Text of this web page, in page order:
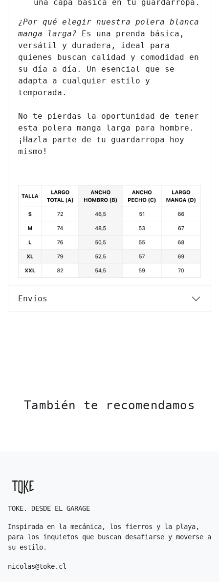
una capa básica en tu guardarropa.
¿Por qué elegir nuestra polera blanca
manga larga? Es una prenda básica,
versátil y duradera, ideal para
quienes buscan calidad y comodidad en
su día a día. Un esencial que se
adapta a cualquier estilo y
temporada.
No te pierdas la oportunidad de tener
esta polera manga larga para hombre.
¡Hazla parte de tu guardarropa hoy
mismo!
Envíos
También te recomendamos
TOKE. DESDE EL GARAGE
Inspirada en la mecánica, los fierros y la playa,
para los inquietos que buscan desafiarse y moverse a
su estilo.
nicolas@toke.cl